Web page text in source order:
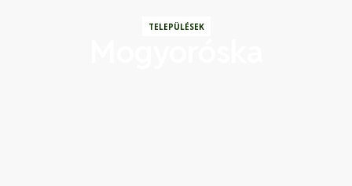
TELEPÜLÉSEK